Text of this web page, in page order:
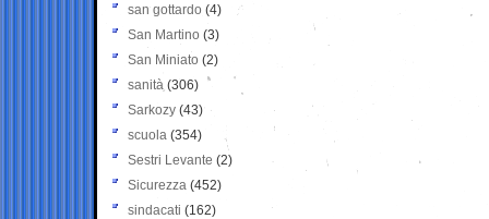
san gottardo (4)
San Martino (3)
San Miniato (2)
sanità (306)
Sarkozy (43)
scuola (354)
Sestri Levante (2)
Sicurezza (452)
sindacati (162)